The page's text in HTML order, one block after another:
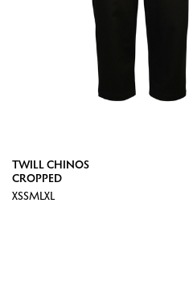
TWILL CHINOS
CROPPED
XSSMLXL